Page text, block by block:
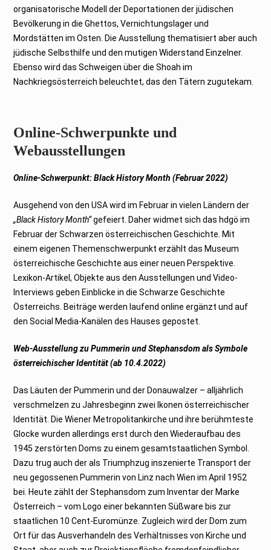
organisatorische Modell der Deportationen der jüdischen
Bevölkerung in die Ghettos, Vernichtungslager und
Mordstätten im Osten. Die Ausstellung thematisiert aber auch
jüdische Selbsthilfe und den mutigen Widerstand Einzelner.
Ebenso wird das Schweigen über die Shoah im
Nachkriegsösterreich beleuchtet, das den Tätern zugutekam.
Online-Schwerpunkte und
Webausstellungen
Online-Schwerpunkt: Black History Month (Februar 2022)
Ausgehend von den USA wird im Februar in vielen Ländern der
„Black History Month“gefeiert. Daher widmet sich das hdgö im
Februar der Schwarzen österreichischen Geschichte. Mit
einem eigenen Themenschwerpunkt erzählt das Museum
österreichische Geschichte aus einer neuen Perspektive.
Lexikon-Artikel, Objekte aus den Ausstellungen und Video-
Interviews geben Einblicke in die Schwarze Geschichte
Österreichs. Beiträge werden laufend online ergänzt und auf
den Social Media-Kanälen des Hauses gepostet.
Web-Ausstellung zu Pummerin und Stephansdom als Symbole
österreichischer Identität (ab 10.4.2022)
Das Läuten der Pummerin und der Donauwalzer – alljährlich
verschmelzen zu Jahresbeginn zwei Ikonen österreichischer
Identität. Die Wiener Metropolitankirche und ihre berühmteste
Glocke wurden allerdings erst durch den Wiederaufbau des
1945 zerstörten Doms zu einem gesamtstaatlichen Symbol.
Dazu trug auch der als Triumphzug inszenierte Transport der
neu gegossenen Pummerin von Linz nach Wien im April 1952
bei. Heute zählt der Stephansdom zum Inventar der Marke
Österreich – vom Logo einer bekannten Süßware bis zur
staatlichen 10 Cent-Euromünze. Zugleich wird der Dom zum
Ort für das Ausverhandeln des Verhältnisses von Kirche und